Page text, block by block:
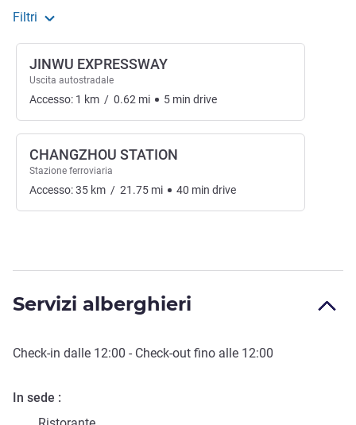
Filtri
JINWU EXPRESSWAY
Uscita autostradale
Accesso: 1 km / 0.62 mi 5 min drive
CHANGZHOU STATION
Stazione ferroviaria
Accesso:35 km / 21.75 mi 40 min drive
Servizi alberghieri
Check-in dalle 12:00 - Check-out fino alle 12:00
In sede